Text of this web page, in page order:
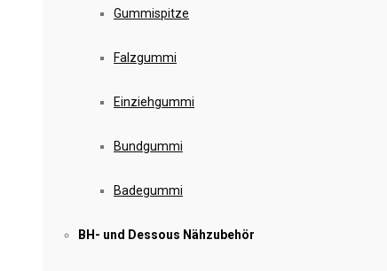
Gummispitze
Falzgummi
Einziehgummi
Bundgummi
Badegummi
BH- und Dessous Nähzubehör